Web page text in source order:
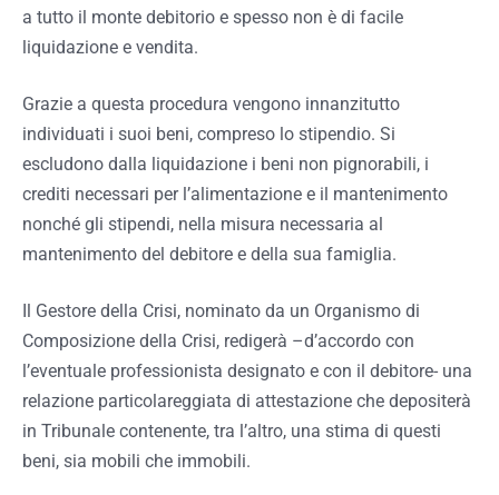
a tutto il monte debitorio e spesso non è di facile
liquidazione e vendita.
Grazie a questa procedura vengono innanzitutto
individuati i suoi beni, compreso lo stipendio. Si
escludono dalla liquidazione i beni non pignorabili, i
crediti necessari per l’alimentazione e il mantenimento
nonché gli stipendi, nella misura necessaria al
mantenimento del debitore e della sua famiglia.
Il Gestore della Crisi, nominato da un Organismo di
Composizione della Crisi, redigerà –d’accordo con
l’eventuale professionista designato e con il debitore- una
relazione particolareggiata di attestazione che depositerà
in Tribunale contenente, tra l’altro, una stima di questi
beni, sia mobili che immobili.